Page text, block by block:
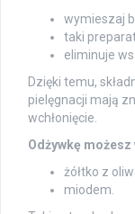
wymieszaj
taki
eliminuje
Dzięki temu,
pielęgnacji mają
wchłonięcie.
Odżywkę możesz
żółtko z
miodem.